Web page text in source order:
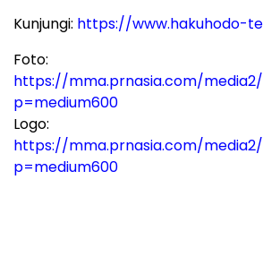
Kunjungi: https://www.hakuhodo-
Foto:
https://mma.prnasia.com/media2/
p=medium600
Logo:
https://mma.prnasia.com/media2/
p=medium600